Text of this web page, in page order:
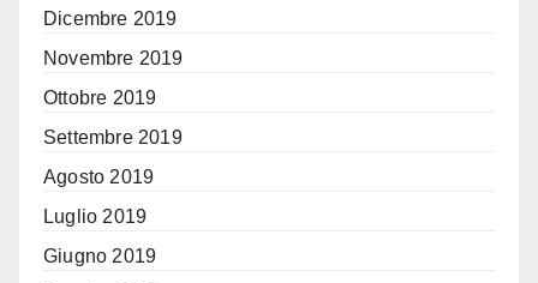
Dicembre 2019
Novembre 2019
Ottobre 2019
Settembre 2019
Agosto 2019
Luglio 2019
Giugno 2019